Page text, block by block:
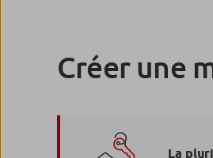
Créer une
La